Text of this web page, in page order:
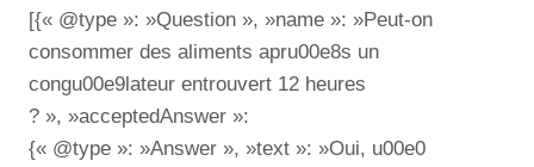
[{« @type »: »Question », »name »: »Peut-on
consommer des aliments apru00e8s un
congu00e9lateur entrouvert 12 heures
? », »acceptedAnswer »:
{« @type »: »Answer », »text »: »Oui, u00e0